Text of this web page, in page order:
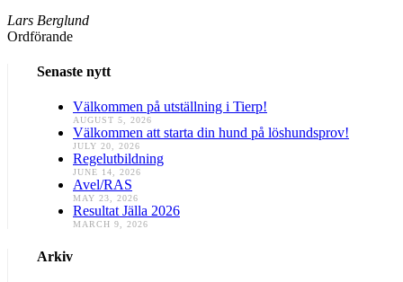
Lars Berglund
Ordförande
Senaste nytt
Välkommen på utställning i Tierp!
AUGUST 5, 2026
Välkommen att starta din hund på löshundsprov!
JULY 20, 2026
Regelutbildning
JUNE 14, 2026
Avel/RAS
MAY 23, 2026
Resultat Jälla 2026
MARCH 9, 2026
Arkiv